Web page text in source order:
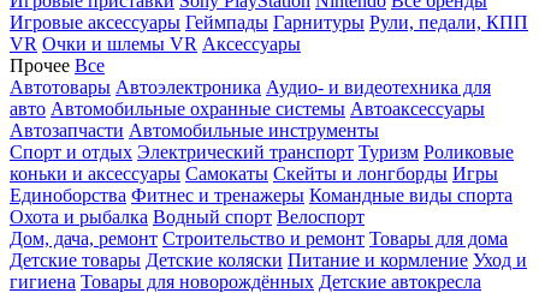
Игровые аксессуары Геймпады Гарнитуры Рули, педали, КПП
VR Очки и шлемы VR Аксессуары
Прочее Все
Автотовары Автоэлектроника Аудио- и видеотехника для
авто Автомобильные охранные системы Автоаксессуары
Автозапчасти Автомобильные инструменты
Спорт и отдых Электрический транспорт Туризм Роликовые
коньки и аксессуары Самокаты Скейты и лонгборды Игры
Единоборства Фитнес и тренажеры Командные виды спорта
Охота и рыбалка Водный спорт Велоспорт
Дом, дача, ремонт Строительство и ремонт Товары для дома
Детские товары Детские коляски Питание и кормление Уход и
гигиена Товары для новорождённых Детские автокресла